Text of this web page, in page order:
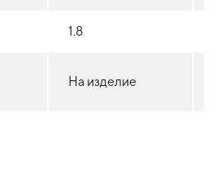
1.8
На изделие